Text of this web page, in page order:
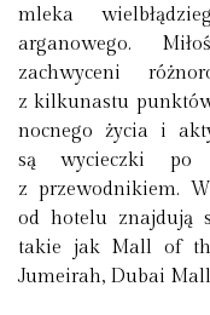
mleka
arganowego.
zachwyceni
z kilkunastu
nocnego życia i
są wycieczki po
z przewodnikiem.
od hotelu znajdują
takie jak Mall of
Jumeirah, Dubai